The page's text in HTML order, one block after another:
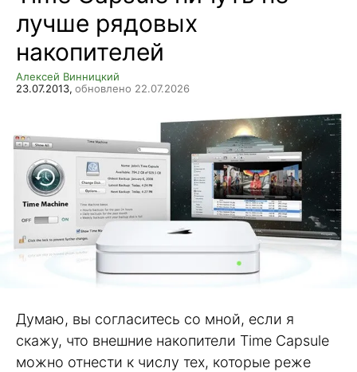
лучше рядовых
накопителей
Алексей Винницкий
23.07.2013, обновлено 22.07.2026
Думаю, вы согласитесь со мной, если я
скажу, что внешние накопители Time Capsule
можно отнести к числу тех, которые реже